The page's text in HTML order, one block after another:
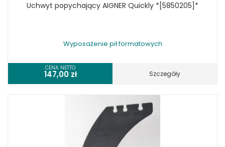
Uchwyt popychający AIGNER Quickly *[5850205]*
Wyposażenie pił formatowych
CENA NETTO
147,00 zł Szczegóły